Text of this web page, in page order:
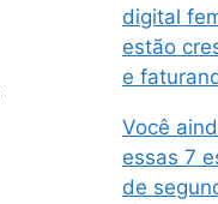
digital
estão
e
Você
essas 7
de